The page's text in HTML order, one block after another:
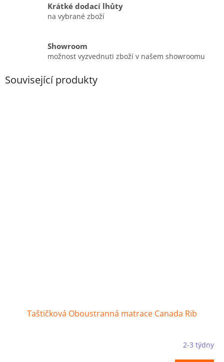
Krátké dodací lhůty
na vybrané zboží
Showroom
možnost vyzvednuti zboží v našem showroomu
Související produkty
Taštičková Oboustranná matrace Canada Rib
2-3 týdny